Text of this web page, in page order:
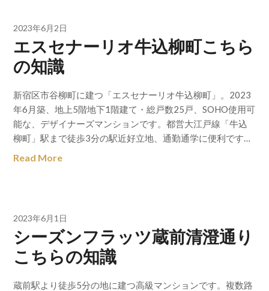
2023年6月2日
エスセナーリオ牛込柳町こちら
の知識
新宿区市谷柳町に建つ「エスセナーリオ牛込柳町」。2023
年6月築、地上5階地下1階建て・総戸数25戸、SOHO使用可
能な、デザイナーズマンションです。都営大江戸線「牛込
柳町」駅まで徒歩3分の駅近好立地、通勤通学に便利です…
Read More
2023年6月1日
シーズンフラッツ蔵前清澄通り
こちらの知識
蔵前駅より徒歩5分の地に建つ高級マンションです。複数路